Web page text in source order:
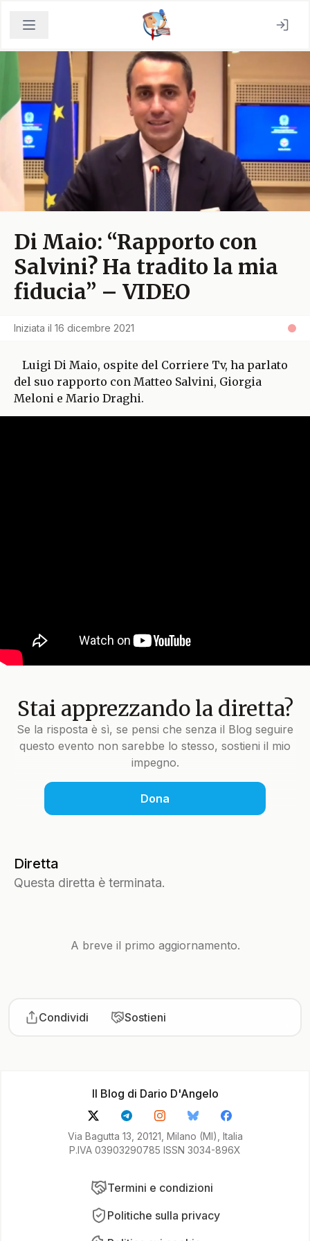
Di Maio: “Rapporto con
Salvini? Ha tradito la mia
fiducia” – VIDEO
Iniziata il 16 dicembre 2021
Luigi Di Maio, ospite del Corriere Tv, ha parlato
del suo rapporto con Matteo Salvini, Giorgia
Meloni e Mario Draghi.
Stai apprezzando la diretta?
Se la risposta è sì, se pensi che senza il Blog seguire
questo evento non sarebbe lo stesso, sostieni il mio
impegno.
Dona
Diretta
Questa diretta è terminata.
A breve il primo aggiornamento.
Condividi Sostieni
Termini e condizioni
Politiche sulla privacy
Il Blog di Dario D'Angelo
Via Bagutta 13, 20121, Milano (MI), Italia
P.IVA 03903290785 ISSN 3034-896X